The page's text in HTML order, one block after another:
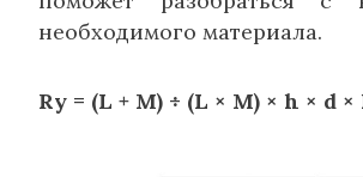
необходимого материала.
Ry = (L + M) ÷ (L × M) × h × d ×